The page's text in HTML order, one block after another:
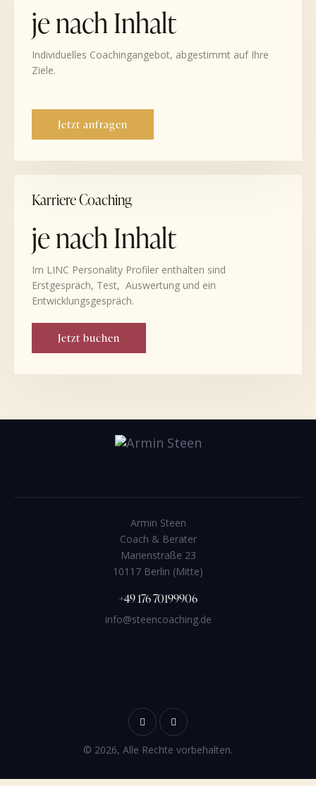
je nach Inhalt
Individuelles Coachingangebot, abgestimmt auf Ihre
Ziele.
Jetzt anfragen
Karriere Coaching
je nach Inhalt
Im LINC Personality Profiler enthalten sind
Erstgespräch, Test, Auswertung und ein
Entwicklungsgespräch.
Jetzt buchen
Armin Steen
Coach & Berater
Marienstraße 23
10117 Berlin (Mitte)
+49 176 70199906
info@steencoaching.de
© 2026, Alle Rechte vorbehalten.